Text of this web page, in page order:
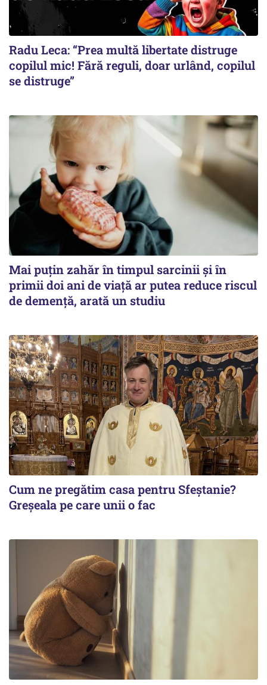
Radu Leca: “Prea multă libertate distruge
copilul mic! Fără reguli, doar urlând, copilul
se distruge”
Mai puțin zahăr în timpul sarcinii și în
primii doi ani de viață ar putea reduce riscul
de demență, arată un studiu
Cum ne pregătim casa pentru Sfeștanie?
Greșeala pe care unii o fac